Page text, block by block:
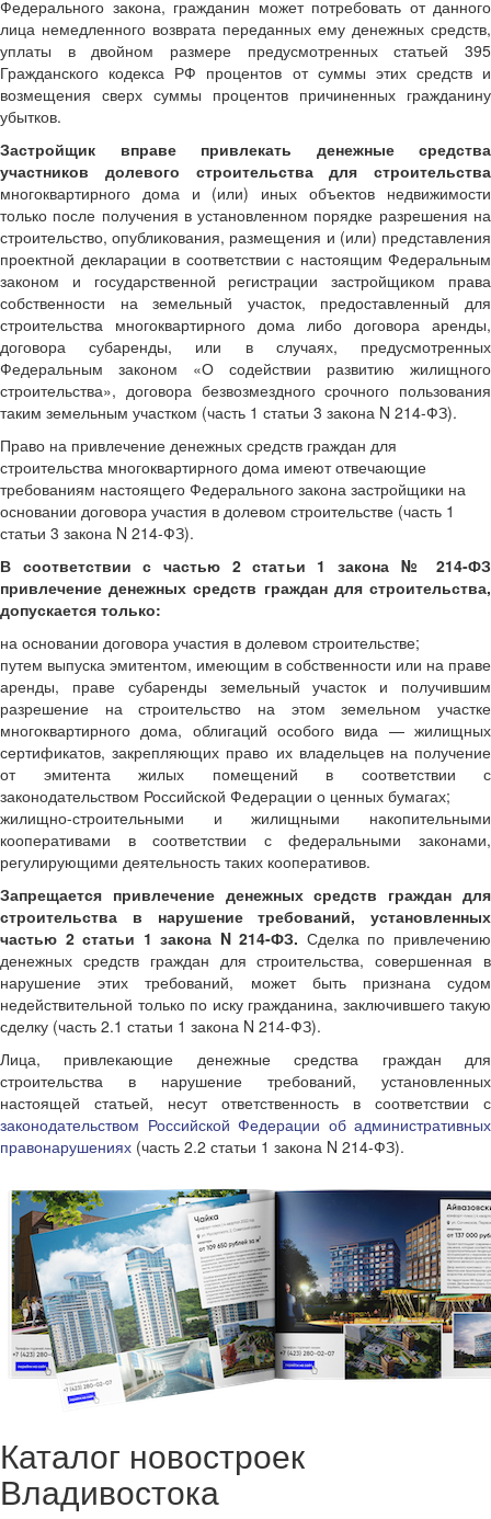
Федерального закона, гражданин может потребовать от данного
лица немедленного возврата переданных ему денежных средств,
уплаты в двойном размере предусмотренных статьей 395
Гражданского кодекса РФ процентов от суммы этих средств и
возмещения сверх суммы процентов причиненных гражданину
убытков.
Застройщик вправе привлекать денежные средства
участников долевого строительства для строительства
многоквартирного дома и (или) иных объектов недвижимости
только после получения в установленном порядке разрешения на
строительство, опубликования, размещения и (или) представления
проектной декларации в соответствии с настоящим Федеральным
законом и государственной регистрации застройщиком права
собственности на земельный участок, предоставленный для
строительства многоквартирного дома либо договора аренды,
договора субаренды, или в случаях, предусмотренных
Федеральным законом «О содействии развитию жилищного
строительства», договора безвозмездного срочного пользования
таким земельным участком (часть 1 статьи 3 закона N 214-ФЗ).
Право на привлечение денежных средств граждан для
строительства многоквартирного дома имеют отвечающие
требованиям настоящего Федерального закона застройщики на
основании договора участия в долевом строительстве (часть 1
статьи 3 закона N 214-ФЗ).
В соответствии с частью 2 статьи 1 закона № 214-ФЗ
привлечение денежных средств граждан для строительства,
допускается только:
на основании договора участия в долевом строительстве;
путем выпуска эмитентом, имеющим в собственности или на праве
аренды, праве субаренды земельный участок и получившим
разрешение на строительство на этом земельном участке
многоквартирного дома, облигаций особого вида — жилищных
сертификатов, закрепляющих право их владельцев на получение
от эмитента жилых помещений в соответствии с
законодательством Российской Федерации о ценных бумагах;
жилищно-строительными и жилищными накопительными
кооперативами в соответствии с федеральными законами,
регулирующими деятельность таких кооперативов.
Запрещается привлечение денежных средств граждан для
строительства в нарушение требований, установленных
частью 2 статьи 1 закона N 214-ФЗ. Сделка по привлечению
денежных средств граждан для строительства, совершенная в
нарушение этих требований, может быть признана судом
недействительной только по иску гражданина, заключившего такую
сделку (часть 2.1 статьи 1 закона N 214-ФЗ).
Лица, привлекающие денежные средства граждан для
строительства в нарушение требований, установленных
настоящей статьей, несут ответственность в соответствии с
законодательством Российской Федерации об административных
правонарушениях (часть 2.2 статьи 1 закона N 214-ФЗ).
Каталог новостроек
Владивостока